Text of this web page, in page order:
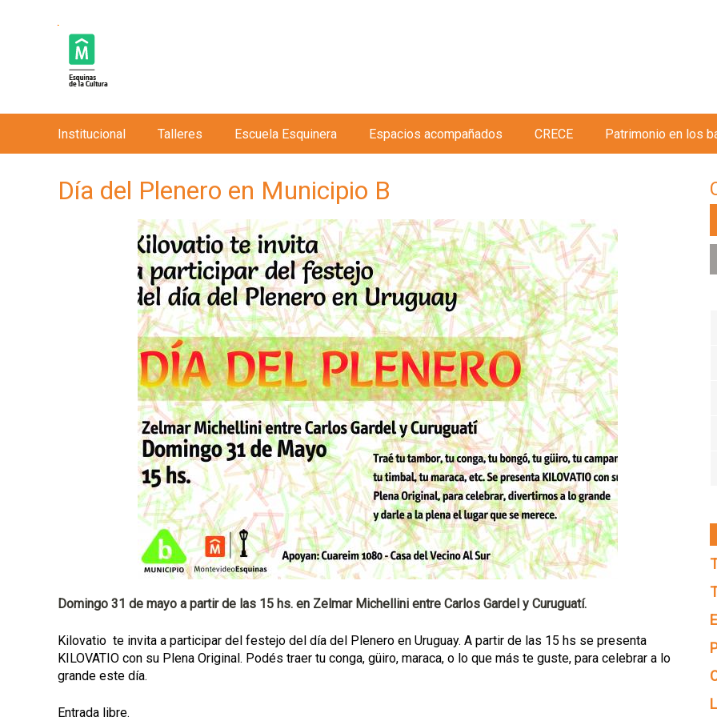
Día del Plenero en Municipio B
Domingo 31 de mayo a partir de las 15 hs. en Zelmar Michellini entre Carlos Gardel y Curuguatí.
Kilovatio te invita a participar del festejo del día del Plenero en Uruguay. A partir de las 15 hs se presenta
KILOVATIO con su Plena Original. Podés traer tu conga, güiro, maraca, o lo que más te guste, para celebrar a lo
grande este día.
Entrada libre.
n
Institucional Talleres Escuela Esquinera Espacios acompañados CRECE Patrimonio en los